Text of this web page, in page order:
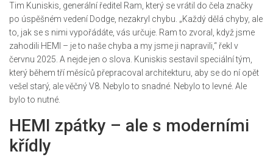
Tim Kuniskis, generální ředitel Ram, který se vrátil do čela značky
po úspěšném vedení Dodge, nezakryl chybu. „Každý dělá chyby, ale
to, jak se s nimi vypořádáte, vás určuje. Ram to zvoral, když jsme
zahodili HEMI – je to naše chyba a my jsme ji napravili,“ řekl v
červnu 2025. A nejde jen o slova. Kuniskis sestavil speciální tým,
který během tří měsíců přepracoval architekturu, aby se do ní opět
vešel starý, ale věčný V8. Nebylo to snadné. Nebylo to levné. Ale
bylo to nutné.
HEMI zpátky – ale s moderními
křídly